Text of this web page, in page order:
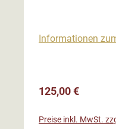
Informationen
Regulärer Preis:
125,00 €
Preise inkl. MwSt.